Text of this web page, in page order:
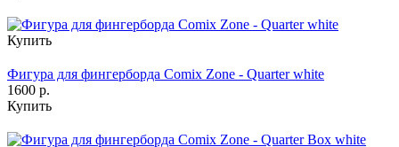
Купить
Фигура для фингерборда Comix Zone - Quarter white
1600 р.
Купить